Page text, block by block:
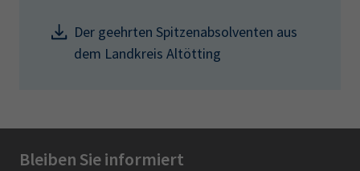
Der geehrten Spitzenabsolventen aus
dem Landkreis Altötting
Bleiben Sie informiert